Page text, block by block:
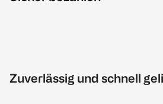
Zuverlässig und schnell